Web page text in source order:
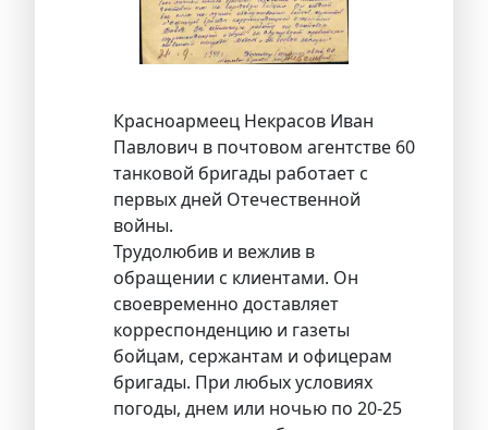
Красноармеец Некрасов Иван
Павлович в почтовом агентстве 60
танковой бригады работает с
первых дней Отечественной
войны.
Трудолюбив и вежлив в
обращении с клиентами. Он
своевременно доставляет
корреспонденцию и газеты
бойцам, сержантам и офицерам
бригады. При любых условиях
погоды, днем или ночью по 20-25